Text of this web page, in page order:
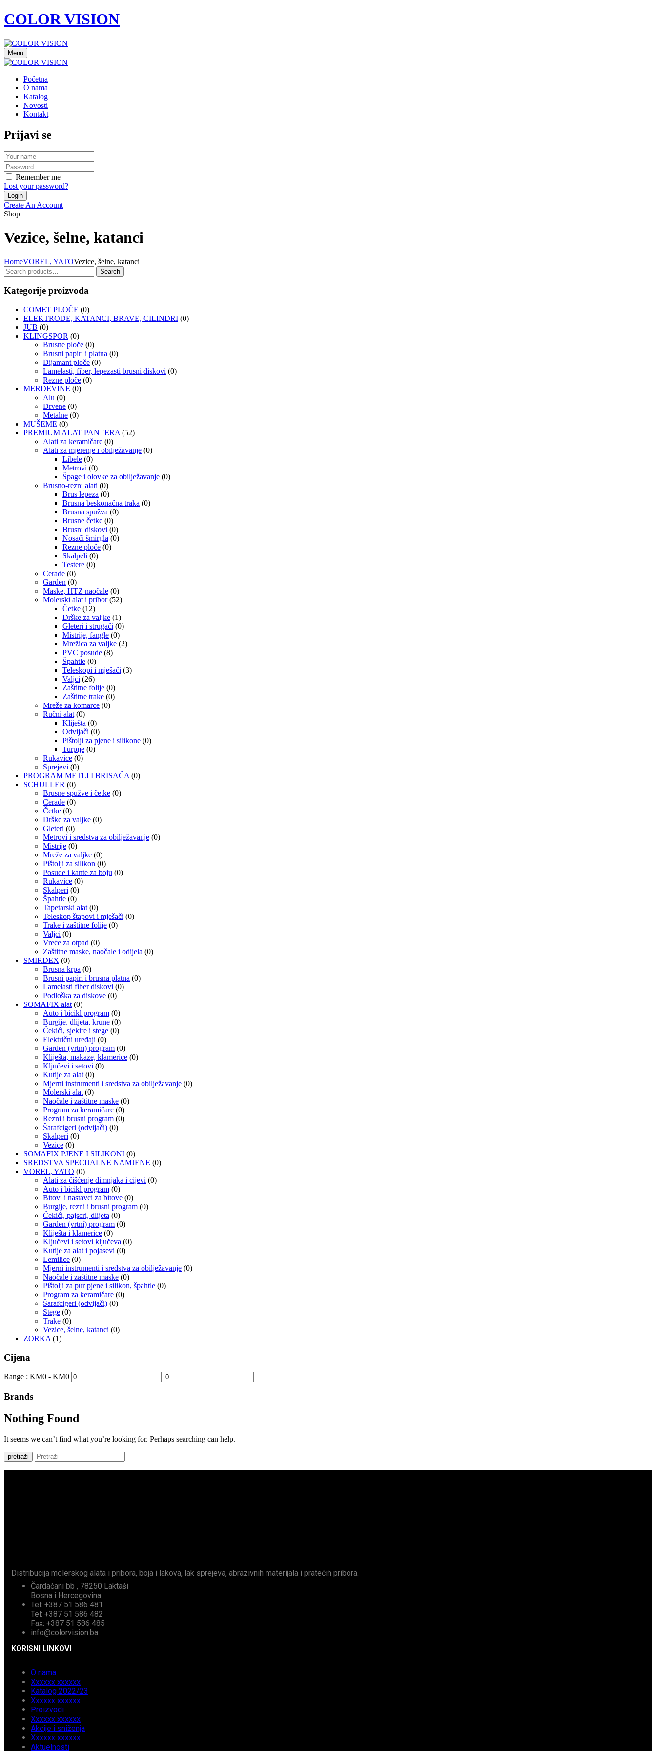
COLOR VISION
Menu
Početna
O nama
Katalog
Novosti
Kontakt
Prijavi se
Remember me
Lost your password?
Create An Account
Shop
Vezice, šelne, katanci
HomeVOREL, YATOVezice, šelne, katanci
Search
for:
Search
Kategorije proizvoda
COMET PLOČE (0)
ELEKTRODE, KATANCI, BRAVE, CILINDRI (0)
JUB (0)
KLINGSPOR (0)
Brusne ploče (0)
Brusni papiri i platna (0)
Dijamant ploče (0)
Lamelasti, fiber, lepezasti brusni diskovi (0)
Rezne ploče (0)
MERDEVINE (0)
Alu (0)
Drvene (0)
Metalne (0)
MUŠEME (0)
PREMIUM ALAT PANTERA (52)
Alati za keramičare (0)
Alati za mjerenje i obilježavanje (0)
Libele (0)
Metrovi (0)
Špage i olovke za obilježavanje (0)
Brusno-rezni alati (0)
Brus lepeza (0)
Brusna beskonačna traka (0)
Brusna spužva (0)
Brusne četke (0)
Brusni diskovi (0)
Nosači šmirgla (0)
Rezne ploče (0)
Skalpeli (0)
Testere (0)
Cerade (0)
Garden (0)
Maske, HTZ naočale (0)
Molerski alat i pribor (52)
Četke (12)
Drške za valjke (1)
Gleteri i strugači (0)
Mistrije, fangle (0)
Mrežica za valjke (2)
PVC posude (8)
Špahtle (0)
Teleskopi i mješači (3)
Valjci (26)
Zaštitne folije (0)
Zaštitne trake (0)
Mreže za komarce (0)
Ručni alat (0)
Kliješta (0)
Odvijači (0)
Pištolji za pjene i silikone (0)
Turpije (0)
Rukavice (0)
Sprejevi (0)
PROGRAM METLI I BRISAČA (0)
SCHULLER (0)
Brusne spužve i četke (0)
Cerade (0)
Četke (0)
Drške za valjke (0)
Gleteri (0)
Metrovi i sredstva za obilježavanje (0)
Mistrije (0)
Mreže za valjke (0)
Pištolji za silikon (0)
Posude i kante za boju (0)
Rukavice (0)
Skalperi (0)
Špahtle (0)
Tapetarski alat (0)
Teleskop štapovi i mješači (0)
Trake i zaštitne folije (0)
Valjci (0)
Vreće za otpad (0)
Zaštitne maske, naočale i odijela (0)
SMIRDEX (0)
Brusna krpa (0)
Brusni papiri i brusna platna (0)
Lamelasti fiber diskovi (0)
Podloška za diskove (0)
SOMAFIX alat (0)
Auto i bicikl program (0)
Burgije, dlijeta, krune (0)
Čekići, sjekire i stege (0)
Električni uređaji (0)
Garden (vrtni) program (0)
Kliješta, makaze, klamerice (0)
Ključevi i setovi (0)
Kutije za alat (0)
Mjerni instrumenti i sredstva za obilježavanje (0)
Molerski alat (0)
Naočale i zaštitne maske (0)
Program za keramičare (0)
Rezni i brusni program (0)
Šarafcigeri (odvijači) (0)
Skalperi (0)
Vezice (0)
SOMAFIX PJENE I SILIKONI (0)
SREDSTVA SPECIJALNE NAMJENE (0)
VOREL, YATO (0)
Alati za čišćenje dimnjaka i cijevi (0)
Auto i bicikl program (0)
Bitovi i nastavci za bitove (0)
Burgije, rezni i brusni program (0)
Čekići, pajseri, dlijeta (0)
Garden (vrtni) program (0)
Kliješta i klamerice (0)
Ključevi i setovi ključeva (0)
Kutije za alat i pojasevi (0)
Lemilice (0)
Mjerni instrumenti i sredstva za obilježavanje (0)
Naočale i zaštitne maske (0)
Pištolji za pur pjene i silikon, špahtle (0)
Program za keramičare (0)
Šarafcigeri (odvijači) (0)
Stege (0)
Trake (0)
Vezice, šelne, katanci (0)
ZORKA (1)
Cijena
Range : KM0 - KM0
Brands
Nothing Found
It seems we can’t find what you’re looking for. Perhaps searching can help.
pretraži
Distribucija molerskog alata i pribora, boja i lakova, lak sprejeva, abrazivnih materijala i pratećih pribora.
Čardačani bb , 78250 Laktaši
Bosna i Hercegovina
Tel: +387 51 586 481
Tel: +387 51 586 482
Fax: +387 51 586 485
info@colorvision.ba
KORISNI LINKOVI
O nama
Xxxxxx xxxxxx
Katalog 2022/23
Xxxxxx xxxxxx
Proizvodi
Xxxxxx xxxxxx
Akcije i sniženja
Xxxxxx xxxxxx
Aktuelnosti